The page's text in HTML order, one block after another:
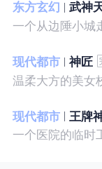
东方玄幻
武神
现代都市
神匠
现代都市
王牌